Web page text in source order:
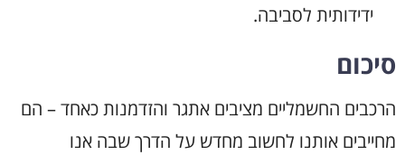
ידידותית לסביבה.
סיכום
הרכבים החשמליים מציבים אתגר והזדמנות כאחד – הם
מחייבים אותנו לחשוב מחדש על הדרך שבה אנו